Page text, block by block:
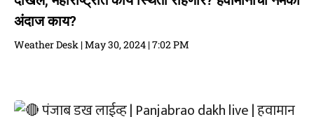
अंदाज काय?
Weather Desk May 30, 2024 7:02 PM